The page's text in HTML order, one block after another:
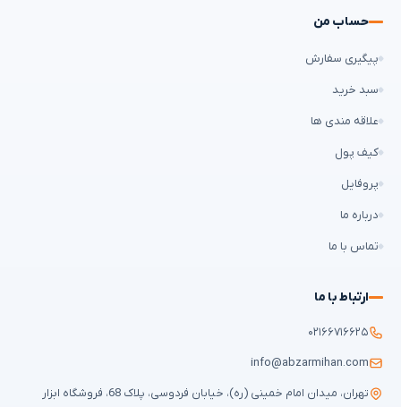
حساب من
پیگیری سفارش
سبد خرید
علاقه مندی ها
کیف پول
پروفایل
درباره ما
تماس با ما
ارتباط با ما
۰۲۱۶۶۷۱۶۶۲۵
info@abzarmihan.com
تهران، میدان امام خمینی (ره)، خیابان فردوسی، پلاک 68، فروشگاه ابزار